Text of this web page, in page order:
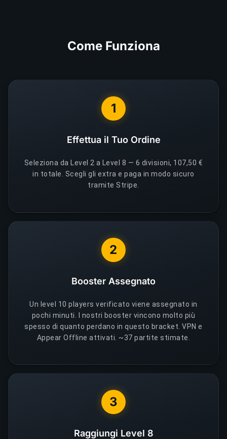
Come Funziona
1
Effettua il Tuo Ordine
Seleziona da Level 2 a Level 8 — 6 divisioni, 107,50 €
in totale. Scegli gli extra e paga in modo sicuro
tramite Stripe.
2
Booster Assegnato
Un level 10 players verificato viene assegnato in
pochi minuti. I nostri booster vincono molto più
spesso di quanto perdano in questo bracket. VPN e
Appear Offline attivati. ~37 partite stimate.
3
Raggiungi Level 8